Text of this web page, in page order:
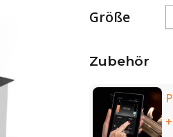
Größe
Zubehör